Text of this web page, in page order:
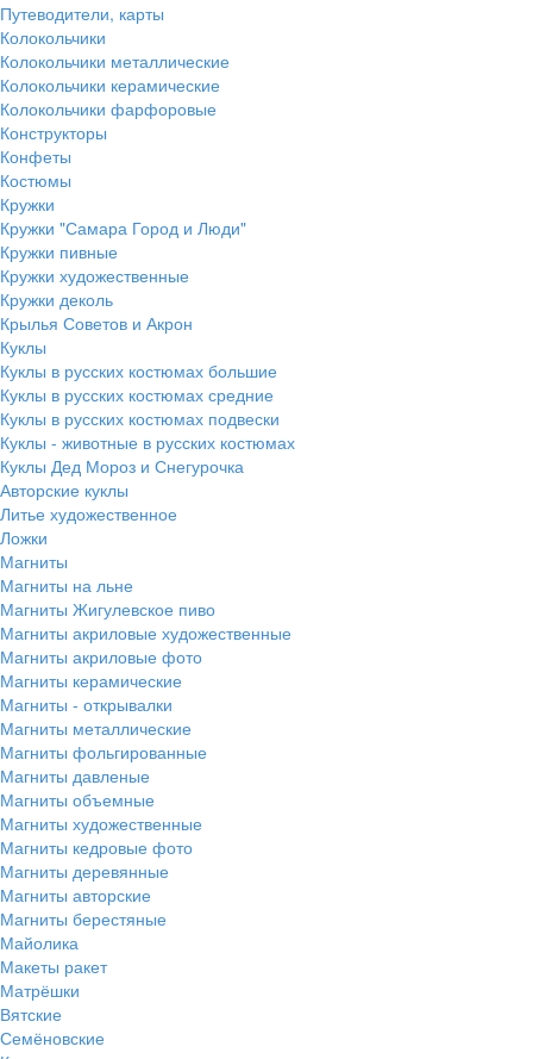
Путеводители, карты
Колокольчики
Колокольчики металлические
Колокольчики керамические
Колокольчики фарфоровые
Конструкторы
Конфеты
Костюмы
Кружки
Кружки "Самара Город и Люди"
Кружки пивные
Кружки художественные
Кружки деколь
Крылья Советов и Акрон
Куклы
Куклы в русских костюмах большие
Куклы в русских костюмах средние
Куклы в русских костюмах подвески
Куклы - животные в русских костюмах
Куклы Дед Мороз и Снегурочка
Авторские куклы
Литье художественное
Ложки
Магниты
Магниты на льне
Магниты Жигулевское пиво
Магниты акриловые художественные
Магниты акриловые фото
Магниты керамические
Магниты - открывалки
Магниты металлические
Магниты фольгированные
Магниты давленые
Магниты объемные
Магниты художественные
Магниты кедровые фото
Магниты деревянные
Магниты авторские
Магниты берестяные
Майолика
Макеты ракет
Матрёшки
Вятские
Семёновские